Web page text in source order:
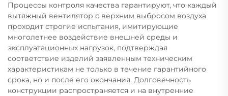
Процессы контроля качества гарантируют, что каждый
вытяжный вентилятор с верхним выбросом воздуха
проходит строгие испытания, имитирующие
многолетнее воздействие внешней среды и
эксплуатационных нагрузок, подтверждая
соответствие изделий заявленным техническим
характеристикам не только в течение гарантийного
срока, но и после его окончания. Долговечность
конструкции распространяется и на внутренние